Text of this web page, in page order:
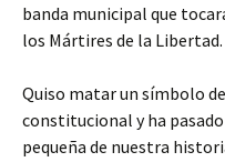
banda municipal que
los Mártires de la
Quiso matar un símbolo
constitucional y ha
pequeña de nuestra